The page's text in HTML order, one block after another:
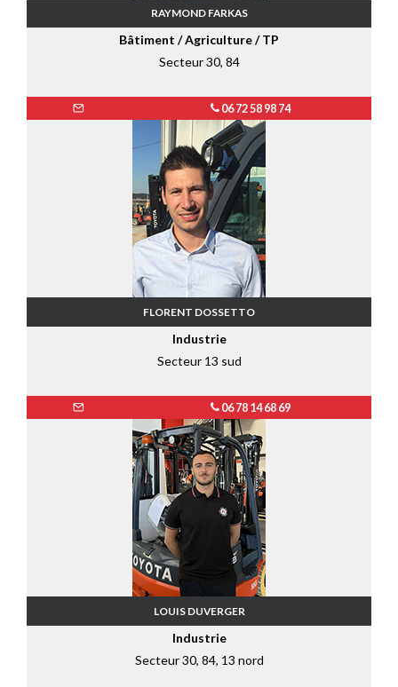
RAYMOND FARKAS
Bâtiment / Agriculture / TP
Secteur 30, 84
06 72 58 98 74
FLORENT DOSSETTO
Industrie
Secteur 13 sud
06 78 14 68 69
LOUIS DUVERGER
Industrie
Secteur 30, 84, 13 nord